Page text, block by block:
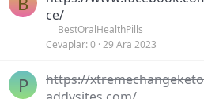
ce/
BestOralHealthPills
Cevaplar 0 29 Ara 2023
P
https://